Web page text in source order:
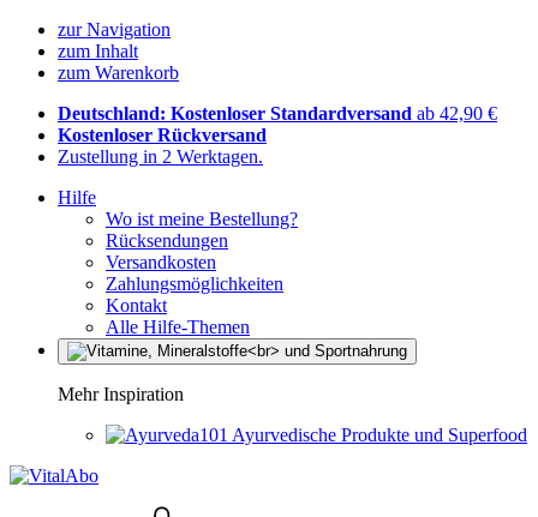
zur Navigation
zum Inhalt
zum Warenkorb
Deutschland: Kostenloser Standardversand ab 42,90 €
Kostenloser Rückversand
Zustellung in 2 Werktagen.
Hilfe
Wo ist meine Bestellung?
Rücksendungen
Versandkosten
Zahlungsmöglichkeiten
Kontakt
Alle Hilfe-Themen
Mehr Inspiration
Ayurvedische Produkte und Superfood